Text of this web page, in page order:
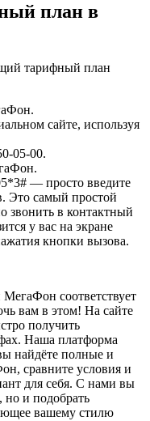
план в
тарифный план
сайте, используя
05-00.
— просто введите
Это самый простой
звонить в контактный
у вас на экране
кнопки вызова.
соответствует
вам в этом! На сайте
получить
Наша платформа
найдёте полные и
сравните условия и
для себя. С нами вы
но и подобрать
вашему стилю